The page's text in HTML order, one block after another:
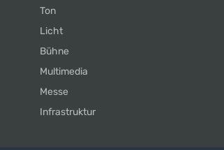
Ton
Licht
Bühne
Multimedia
Messe
Infrastruktur